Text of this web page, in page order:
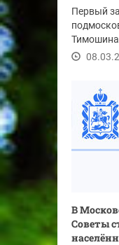
Первый
Тимошина
В
Советы